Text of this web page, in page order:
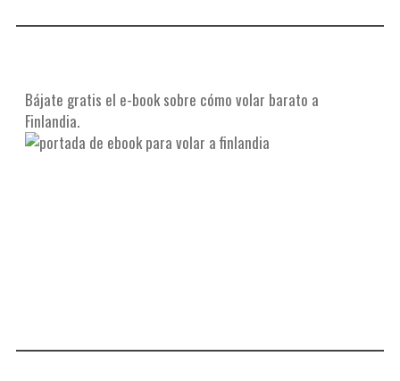
Bájate gratis el e-book sobre cómo volar barato a
Finlandia.